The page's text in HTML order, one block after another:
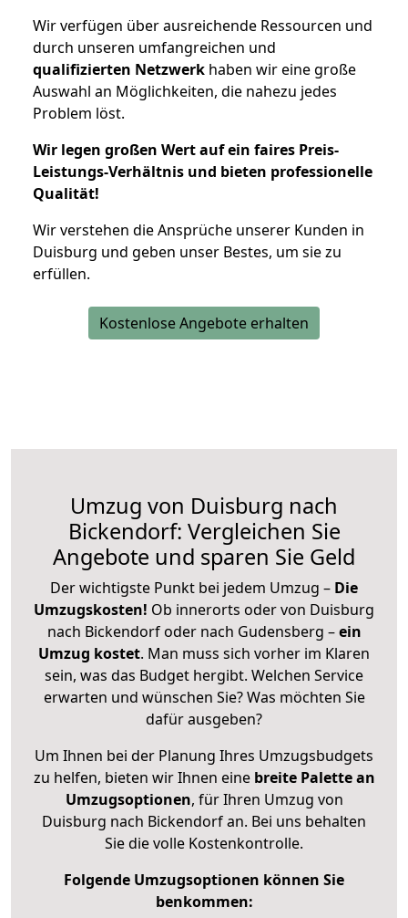
Wir verfügen über ausreichende Ressourcen und
durch unseren umfangreichen und
qualifizierten Netzwerk haben wir eine große
Auswahl an Möglichkeiten, die nahezu jedes
Problem löst.
Wir legen großen Wert auf ein faires Preis-
Leistungs-Verhältnis und bieten professionelle
Qualität!
Wir verstehen die Ansprüche unserer Kunden in
Duisburg und geben unser Bestes, um sie zu
erfüllen.
Kostenlose Angebote erhalten
Umzug von Duisburg nach
Bickendorf: Vergleichen Sie
Angebote und sparen Sie Geld
Der wichtigste Punkt bei jedem Umzug – Die
Umzugskosten! Ob innerorts oder von Duisburg
nach Bickendorf oder nach Gudensberg –ein
Umzug kostet. Man muss sich vorher im Klaren
sein, was das Budget hergibt. Welchen Service
erwarten und wünschen Sie? Was möchten Sie
dafür ausgeben?
Um Ihnen bei der Planung Ihres Umzugsbudgets
zu helfen, bieten wir Ihnen eine breite Palette an
Umzugsoptionen, für Ihren Umzug von
Duisburg nach Bickendorf an. Bei uns behalten
Sie die volle Kostenkontrolle.
Folgende Umzugsoptionen können Sie
benkommen: